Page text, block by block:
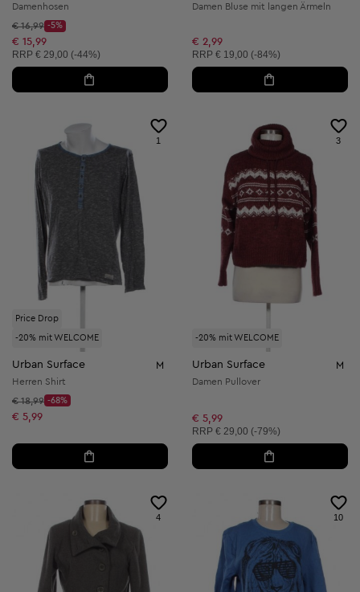
Damenhosen
Startpreis:
€ 16,99
Discount Price:
-5%
Reduzierter Preis:
€ 15,99
Unverbindliche Preisempfehlung:
RRP € 29,00 (-44%)
Damen Bluse mit langen Ärmeln
€ 2,99
Unverbindliche Preisempfehlung:
RRP € 19,00 (-84%)
Price Drop
-20% mit WELCOME
1
Urban Surface M
Herren Shirt
Startpreis:
€ 18,99
Discount Price:
-68%
Reduzierter Preis:
€ 5,99
-20% mit WELCOME
3
Urban Surface M
Damen Pullover
€ 5,99
Unverbindliche Preisempfehlung:
RRP € 29,00 (-79%)
4 10